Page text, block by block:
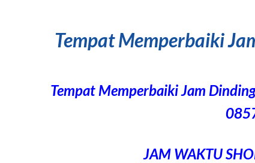
Tempat Memperbaiki
Tempat Memperbaiki Jam
JAM WAKTU